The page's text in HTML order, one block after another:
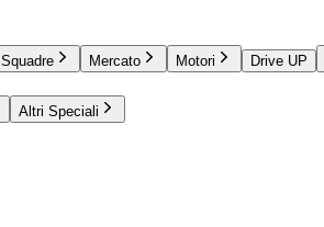
Squadre Mercato Motori Drive UP
Altri Speciali